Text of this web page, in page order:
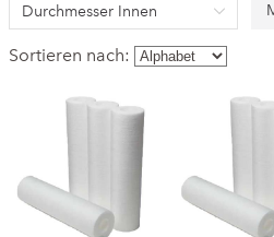
Durchmesser Innen
Sortieren nach: